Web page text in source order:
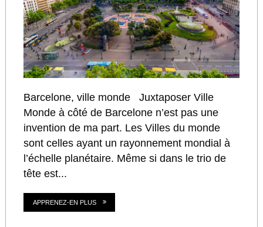
Barcelone, ville monde Juxtaposer Ville
Monde à côté de Barcelone n’est pas une
invention de ma part. Les Villes du monde
sont celles ayant un rayonnement mondial à
l’échelle planétaire. Même si dans le trio de
tête est...
APPRENEZ-EN PLUS